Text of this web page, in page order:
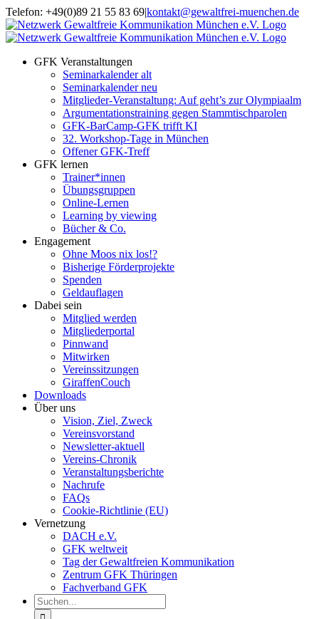
Zum
Inhalt
springen
Telefon: +49(0)89 21 55 83 69|kontakt@gewaltfrei-muenchen.de
Einloggen
Seminarkalender
Infos
zum
GFK Veranstaltungen
Seminarkalender alt
Seminarkalender neu
Mitglieder-Veranstaltung: Auf geht’s zur Olympiaalm
Argumentationstraining gegen Stammtischparolen
GFK-BarCamp-GFK trifft KI
32. Workshop-Tage in München
Offener GFK-Treff
GFK lernen
Trainer*innen
Übungsgruppen
Online-Lernen
Learning by viewing
Bücher & Co.
Engagement
Ohne Moos nix los!?
Bisherige Förderprojekte
Spenden
Geldauflagen
Dabei sein
Mitglied werden
Mitgliederportal
Pinnwand
Mitwirken
Vereinssitzungen
GiraffenCouch
Downloads
Über uns
Vision, Ziel, Zweck
Vereinsvorstand
Newsletter-aktuell
Vereins-Chronik
Veranstaltungsberichte
Nachrufe
FAQs
Cookie-Richtlinie (EU)
Vernetzung
DACH e.V.
GFK weltweit
Tag der Gewaltfreien Kommunikation
Zentrum GFK Thüringen
Fachverband GFK
Suche
nach: